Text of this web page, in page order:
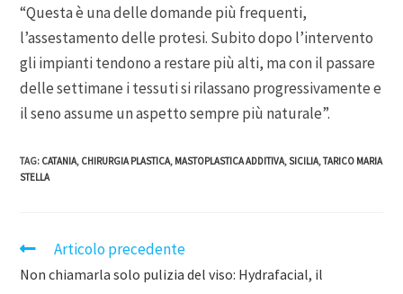
“Questa è una delle domande più frequenti,
l’assestamento delle protesi. Subito dopo l’intervento
gli impianti tendono a restare più alti, ma con il passare
delle settimane i tessuti si rilassano progressivamente e
il seno assume un aspetto sempre più naturale”.
TAG: CATANIA, CHIRURGIA PLASTICA, MASTOPLASTICA ADDITIVA,SICILIA,TARICO MARIA
STELLA
Articolo precedente
Non chiamarla solo pulizia del viso: Hydrafacial, il